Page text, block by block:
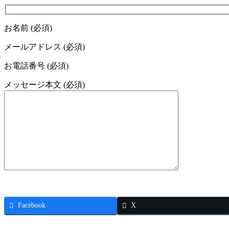
お名前 (必須)
メールアドレス (必須)
お電話番号 (必須)
メッセージ本文 (必須)
Facebook X